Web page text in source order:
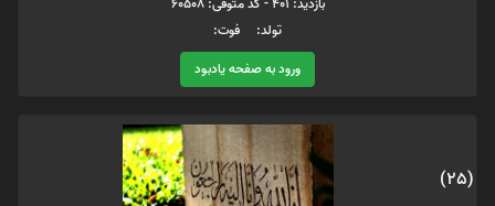
تولد: فوت:
ورود به صفحه یادبود
(25)